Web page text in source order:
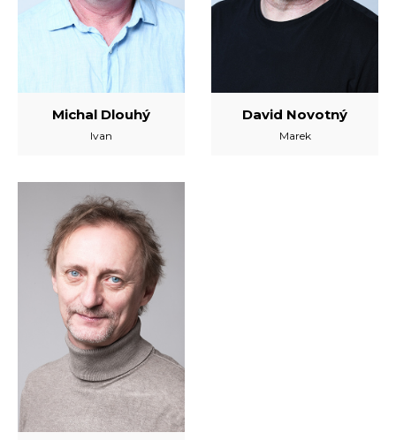
Michal Dlouhý
Ivan
David Novotný
Marek